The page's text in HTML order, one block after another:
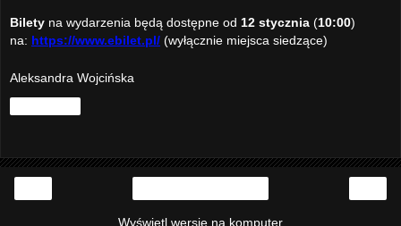
Bilety na wydarzenia będą dostępne od 12 stycznia (10:00)
na: https://www.ebilet.pl/ (wyłącznie miejsca siedzące)
Aleksandra Wojcińska
Wyświetl wersję na komputer